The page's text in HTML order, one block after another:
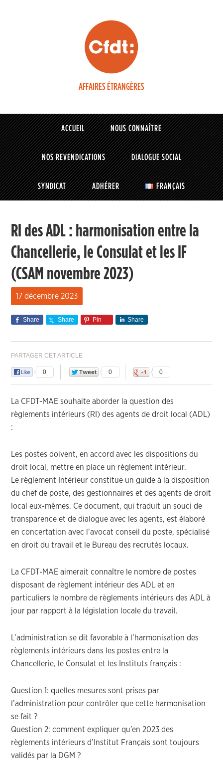
AFFAIRES ÉTRANGÈRES
ACCUEIL NOUS CONNAÎTRE
NOS REVENDICATIONS DIALOGUE SOCIAL
SYNDICAT ADHÉRER FRANÇAIS
RI des ADL : harmonisation entre la
Chancellerie, le Consulat et les IF
(CSAM novembre 2023)
17 décembre 2023
Share Share Pin Share
PARTAGER CET ARTICLE
0 0 0
La CFDT-MAE souhaite aborder la question des
règlements intérieurs (RI) des agents de droit local (ADL)
:
Les postes doivent, en accord avec les dispositions du
droit local, mettre en place un règlement intérieur.
Le règlement Intérieur constitue un guide à la disposition
du chef de poste, des gestionnaires et des agents de droit
local eux-mêmes. Ce document, qui traduit un souci de
transparence et de dialogue avec les agents, est élaboré
en concertation avec l’avocat conseil du poste, spécialisé
en droit du travail et le Bureau des recrutés locaux.
La CFDT-MAE aimerait connaître le nombre de postes
disposant de règlement intérieur des ADL et en
particuliers le nombre de règlements intérieurs des ADL à
jour par rapport à la législation locale du travail.
L’administration se dit favorable à l’harmonisation des
règlements intérieurs dans les postes entre la
Chancellerie, le Consulat et les Instituts français :
Question 1: quelles mesures sont prises par
l’administration pour contrôler que cette harmonisation
se fait ?
Question 2: comment expliquer qu’en 2023 des
règlements intérieurs d’Institut Français sont toujours
validés par la DGM ?